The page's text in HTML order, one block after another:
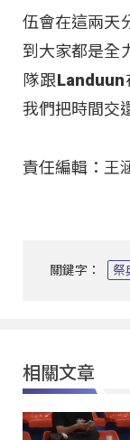
伍會在這兩天
到大家都是全
隊跟Landuun
我們把時間交
責任編輯：王
關鍵字： 祭
相關文章